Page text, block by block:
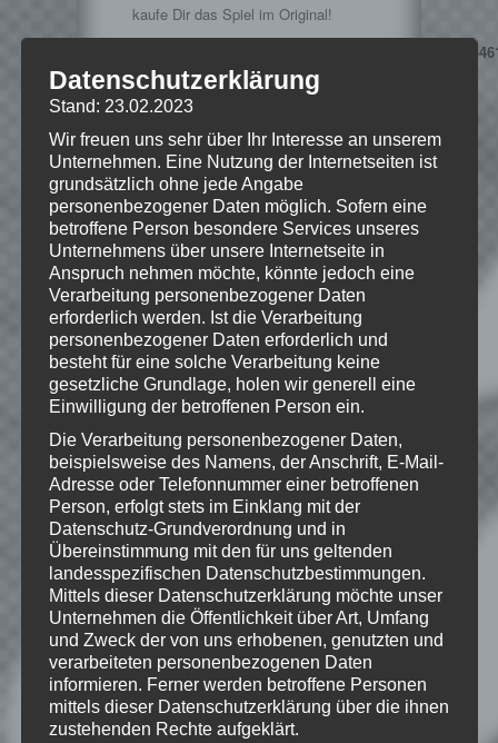
kaufe Dir das Spiel im Original!
http://store.steampowered.com/app/
Musik im Intro:
http://www.teknoaxe.com
Vielen Dank für die Erlaubnis 🙂
© 2002-2013 Take-Two Interactive
Software and its subsidiaries. BioShock,
2K Games, the 2K Games logo, and
Take-Two Interactive Software are all
trademarks and/or registered trademarks
of Take-Two Interactive Software, Inc. All
Rights Reserved
Wie gefällt dir dieser Beitrag?
Klicke hier und lasse
eine Bewertung da!
Schreibe einen Kommentar
Deine E-Mail-Adresse wird nicht
veröffentlicht. Erforderliche Felder
sind mit*markiert
Kommentar *
Datenschutzerklärung
Stand: 23.02.2023
Wir freuen uns sehr über Ihr Interesse an unserem
Unternehmen. Eine Nutzung der Internetseiten ist
grundsätzlich ohne jede Angabe
personenbezogener Daten möglich. Sofern eine
betroffene Person besondere Services unseres
Unternehmens über unsere Internetseite in
Anspruch nehmen möchte, könnte jedoch eine
Verarbeitung personenbezogener Daten
erforderlich werden. Ist die Verarbeitung
personenbezogener Daten erforderlich und
besteht für eine solche Verarbeitung keine
gesetzliche Grundlage, holen wir generell eine
Einwilligung der betroffenen Person ein.
Die Verarbeitung personenbezogener Daten,
beispielsweise des Namens, der Anschrift, E-Mail-
Adresse oder Telefonnummer einer betroffenen
Person, erfolgt stets im Einklang mit der
Datenschutz-Grundverordnung und in
Übereinstimmung mit den für uns geltenden
landesspezifischen Datenschutzbestimmungen.
Mittels dieser Datenschutzerklärung möchte unser
Unternehmen die Öffentlichkeit über Art, Umfang
und Zweck der von uns erhobenen, genutzten und
verarbeiteten personenbezogenen Daten
informieren. Ferner werden betroffene Personen
mittels dieser Datenschutzerklärung über die ihnen
zustehenden Rechte aufgeklärt.